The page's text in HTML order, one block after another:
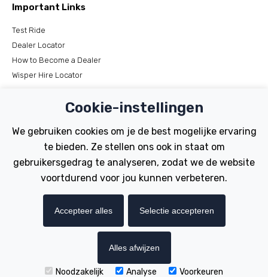
Important Links
Test Ride
Dealer Locator
How to Become a Dealer
Wisper Hire Locator
FAQs
Tutorials
Wayfarer
Cookie-instellingen
We gebruiken cookies om je de best mogelijke ervaring
te bieden. Ze stellen ons ook in staat om
gebruikersgedrag te analyseren, zodat we de website
voortdurend voor jou kunnen verbeteren.
Accepteer alles Selectie accepteren
Alles afwijzen
Noodzakelijk Analyse Voorkeuren